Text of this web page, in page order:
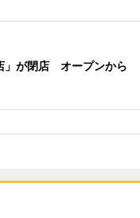
」が閉店 オープンから